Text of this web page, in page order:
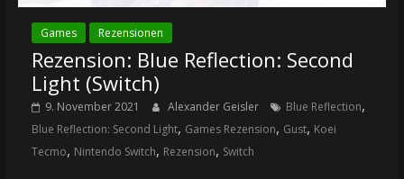
Games Rezensionen
Rezension: Blue Reflection: Second
Light (Switch)
9. November 2021 Alexander Geisler Blue Reflection,
Blue Reflection: Second Light, Games Rezension, Gust, Koei
Tecmo, Nintendo Switch, Rezension, Switch